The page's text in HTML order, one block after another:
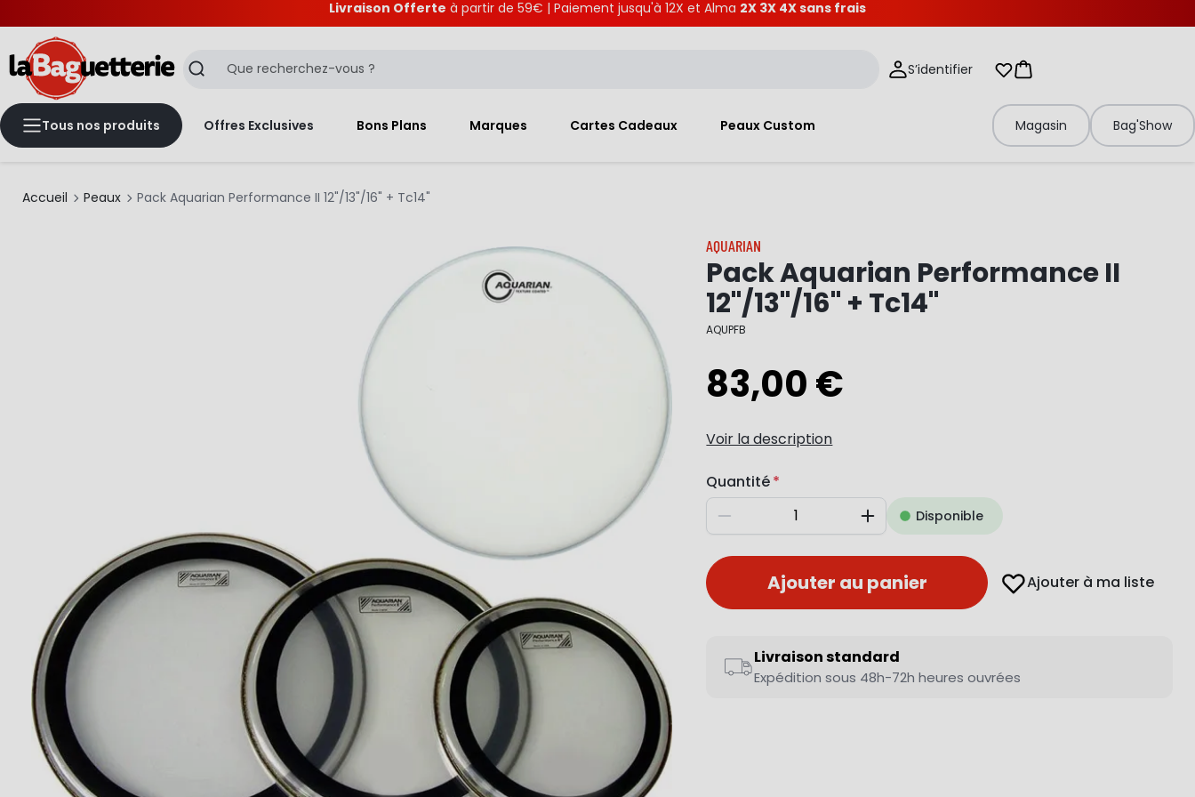
Livraison Offerte à partir de 59€ | Paiement jusqu'à 12X et Alma 2X 3X 4X sans frais
Recherche S’identifier Mes listes d'envies
Panier
Tous nos produits Offres Exclusives Bons Plans Marques Cartes Cadeaux Peaux Custom Magasin Bag'Show
Accueil Peaux Pack Aquarian Performance II 12"/13"/16" + Tc14"
AQUARIAN
Pack Aquarian Performance II
12"/13"/16" + Tc14"
AQUPFB
83,00 €
Voir la description
Quantité
Diminuer AugmenterDisponible
Ajouter au panier Ajouter à ma liste
Livraison standard
Expédition sous 48h-72h heures ouvrées